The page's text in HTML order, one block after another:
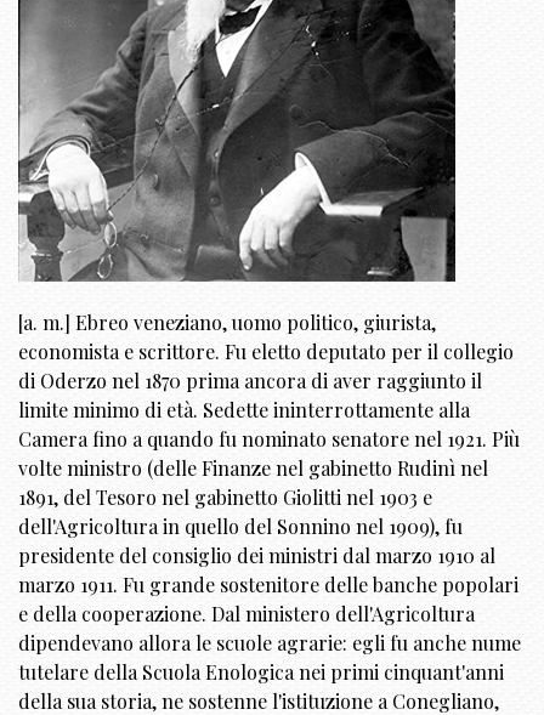
[a. m.] Ebreo veneziano, uomo politico, giurista,
economista e scrittore. Fu eletto deputato per il collegio
di Oderzo nel 1870 prima ancora di aver raggiunto il
limite minimo di età. Sedette ininterrottamente alla
Camera fino a quando fu nominato senatore nel 1921. Più
volte ministro (delle Finanze nel gabinetto Rudinì nel
1891, del Tesoro nel gabinetto Giolitti nel 1903 e
dell'Agricoltura in quello del Sonnino nel 1909), fu
presidente del consiglio dei ministri dal marzo 1910 al
marzo 1911. Fu grande sostenitore delle banche popolari
e della cooperazione. Dal ministero dell'Agricoltura
dipendevano allora le scuole agrarie: egli fu anche nume
tutelare della Scuola Enologica nei primi cinquant'anni
della sua storia, ne sostenne l'istituzione a Conegliano,